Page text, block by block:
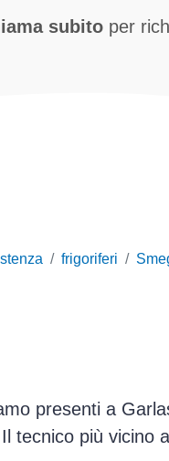
subito per
frigoriferi
presenti a
Il tecnico più vicino